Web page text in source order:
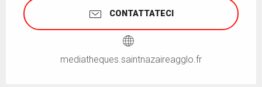
CONTATTATECI
mediatheques.saintnazaireagglo.fr